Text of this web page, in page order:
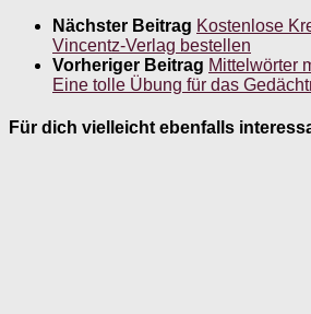
Nächster Beitrag Kostenlose
Vincentz-Verlag bestellen
Vorheriger Beitrag Mittelwörter
Eine tolle Übung für das
Für dich vielleicht ebenfalls